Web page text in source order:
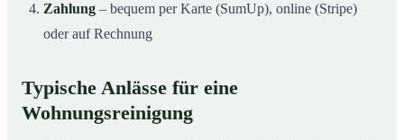
Zahlung – bequem per Karte (SumUp), online (Stripe)
oder auf Rechnung
Typische Anlässe für eine
Wohnungsreinigung